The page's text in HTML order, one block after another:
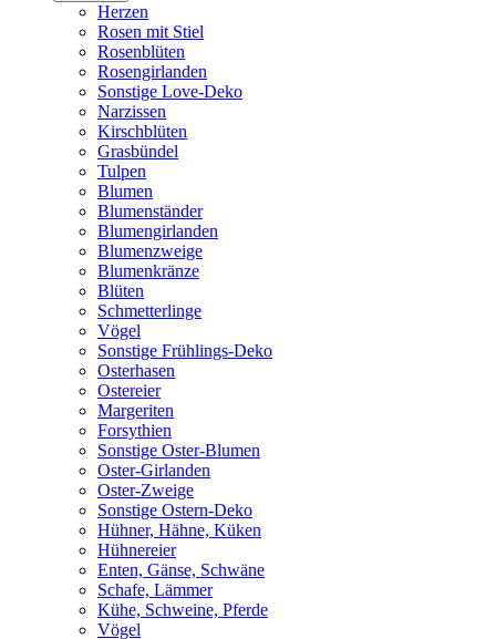
Herzen
Rosen mit Stiel
Rosenblüten
Rosengirlanden
Sonstige Love-Deko
Narzissen
Kirschblüten
Grasbündel
Tulpen
Blumen
Blumenständer
Blumengirlanden
Blumenzweige
Blumenkränze
Blüten
Schmetterlinge
Vögel
Sonstige Frühlings-Deko
Osterhasen
Ostereier
Margeriten
Forsythien
Sonstige Oster-Blumen
Oster-Girlanden
Oster-Zweige
Sonstige Ostern-Deko
Hühner, Hähne, Küken
Hühnereier
Enten, Gänse, Schwäne
Schafe, Lämmer
Kühe, Schweine, Pferde
Vögel